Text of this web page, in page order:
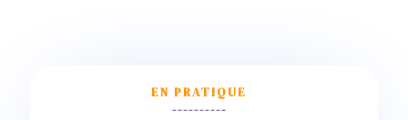
EN PRATIQUE
----------